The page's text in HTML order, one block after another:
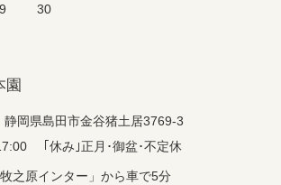
園
岡県島田市金谷猪土居3769-3
｢休み｣正月･御盆･不定休
之原インター」から車で5分
30